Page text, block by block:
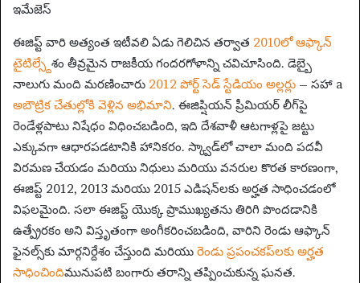
ఇమేజెస్
ఈజిప్ట్ వారి అత్యంత ఇటీవలి ఏడు గెలిచిన తర్వాత 2010లో ఆఫ్కాన్
టైటిల్స్ దేశం తీవ్రమైన రాజకీయ గందరగోళాన్ని చవిచూసింది. డెబ్బై
నాలుగు మంది మరణించారు 2012 పోర్ట్ సెడ్ స్టేడియం అల్లర్లు – సహా a
అబౌట్రిక చేతుల్లోకి వెళ్లిన అభిమాని. ఈజిప్షియన్ ప్రీమియర్ లీగ్‌పై
రెండేళ్లపాటు నిషేధం విధించబడింది, ఇది దేశవాళీ ఆటగాళ్లపై జట్టు
ఎక్కువగా ఆధారపడటానికి హానికరం. స్క్వాడ్‌లో చాలా మంది పదవీ
విరమణ చేయడం మరియు నిధులు మరియు వనరుల కొరత కారణంగా,
ఈజిప్ట్ 2012, 2013 మరియు 2015 ఎడిషన్‌లకు అర్హత సాధించడంలో
విఫలమైంది. సలా ఈజిప్ట్ యొక్క ప్రాముఖ్యతను తిరిగి పొందడానికి
ఉత్ప్రేరకం అని విస్తృతంగా అంగీకరించబడింది, వారిని రెండు ఆఫ్కాన్
ఫైనల్స్‌కు మార్గనిర్దేశం చేస్తుంది మరియు రెండు ప్రపంచకప్‌లకు అర్హత
సాధించిందిమునుపటి బంగారు తరాన్ని తప్పించుకున్న ఘనత.